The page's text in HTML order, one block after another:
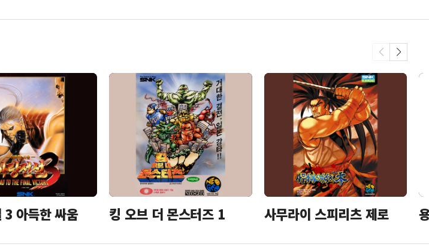
3 아득한 싸움 킹 오브 더 몬스터즈 1 사무라이 스피리츠 제로